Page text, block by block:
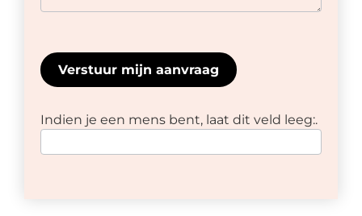
Verstuur mijn aanvraag
Indien je een mens bent, laat dit veld leeg:.